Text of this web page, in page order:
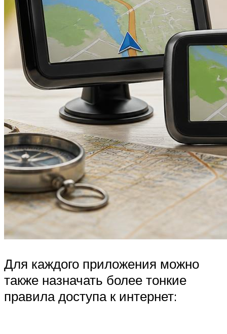
Для каждого приложения можно
также назначать более тонкие
правила доступа к интернет: